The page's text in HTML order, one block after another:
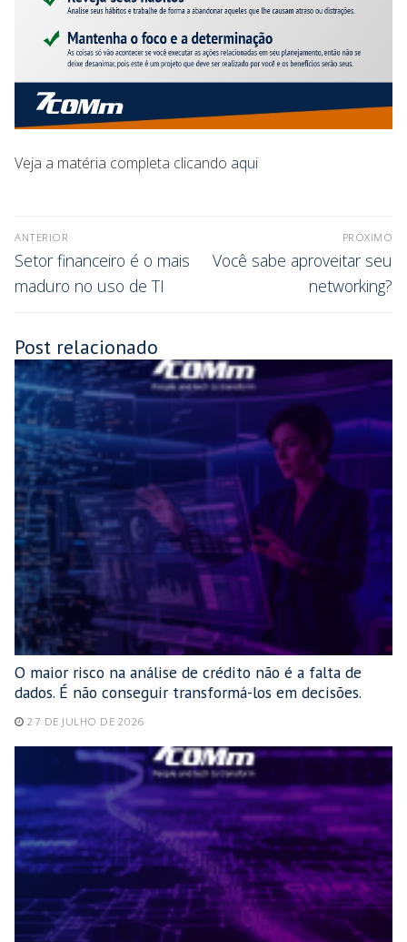
Veja a matéria completa clicando aqui
ANTERIOR
Setor financeiro é o mais
maduro no uso de TI
PRÓXIMO
Você sabe aproveitar seu
networking?
Post relacionado
O maior risco na análise de crédito não é a falta de
dados. É não conseguir transformá-los em decisões.
27 DE JULHO DE 2026